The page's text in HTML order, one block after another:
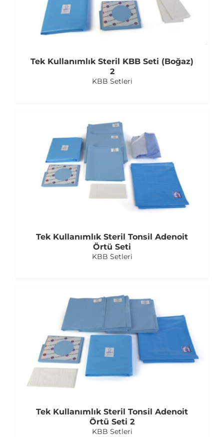
Tek Kullanımlık Steril KBB Seti (Boğaz)
2
KBB Setleri
Tek Kullanımlık Steril Tonsil Adenoit
Örtü Seti
KBB Setleri
Tek Kullanımlık Steril Tonsil Adenoit
Örtü Seti 2
KBB Setleri